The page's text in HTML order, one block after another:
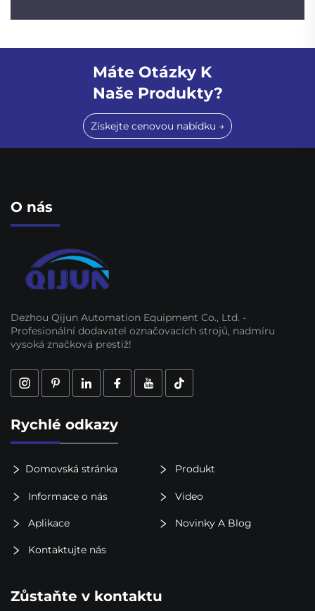
Máte Otázky K
Naše Produkty?
Získejte cenovou nabídku →
O nás
Dezhou Qijun Automation Equipment Co., Ltd. -
Profesionální dodavatel označovacích strojů, nadmíru
vysoká značková prestiž!
Rychlé odkazy
Domovská stránka Produkt
Informace o nás Video
Aplikace Novinky A Blog
Kontaktujte nás
Zůstaňte v kontaktu